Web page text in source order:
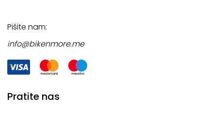
Pišite nam:
info@bikenmore.me
Pratite nas